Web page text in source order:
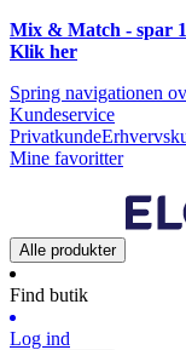
Mix & Match - spar
Klik her
Spring navigationen
Kundeservice
Privatkunde
Mine favoritter
Alle produkter
Find butik
Log ind